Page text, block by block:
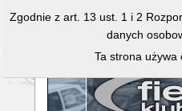
Zgodnie z art. 13 ust. 1 i 2
danych
Ta strona używa